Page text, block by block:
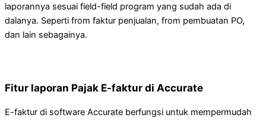
laporannya sesuai field-field program yang sudah ada di
dalanya. Seperti from faktur penjualan, from pembuatan PO,
dan lain sebagainya.
Fitur laporan Pajak E-faktur di Accurate
E-faktur di software Accurate berfungsi untuk mempermudah